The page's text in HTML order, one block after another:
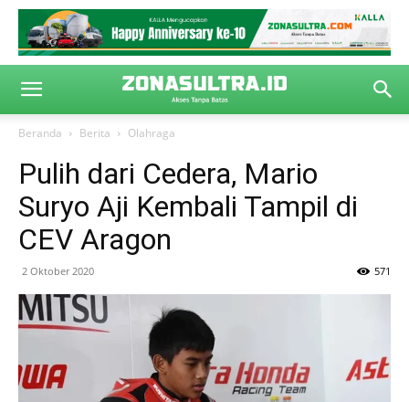
Beranda Berita Olahraga
Pulih dari Cedera, Mario
Suryo Aji Kembali Tampil di
CEV Aragon
2 Oktober 2020 571